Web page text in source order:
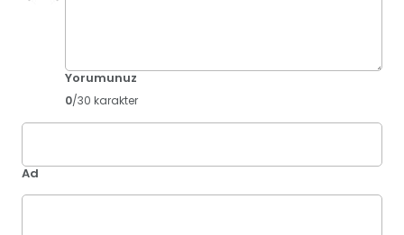
Yorumunuz
0/30 karakter
Ad